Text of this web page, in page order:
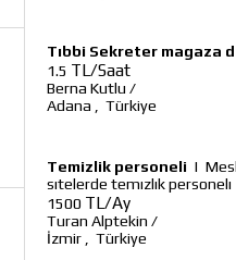
Tıbbi Sekreter magaza
1.5 TL/Saat
Berna Kutlu /
Adana
Türkiye
Temizlik personeli |
sıtelerde temızlık personelı
1500 TL/Ay
Turan Alptekin /
İzmir
Türkiye